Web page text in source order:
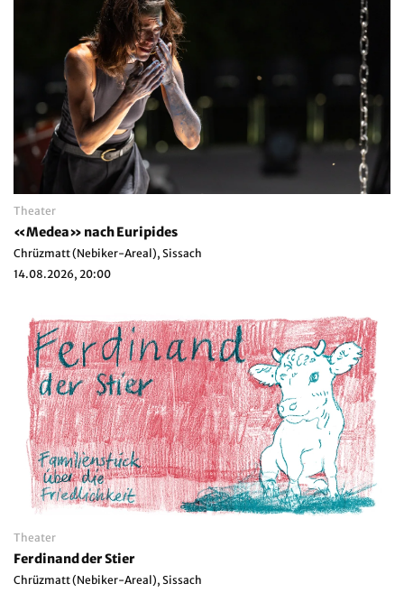
Theater
«Medea» nach Euripides
Chrüzmatt (Nebiker-Areal), Sissach
14.08.2026, 20:00
Theater
Ferdinand der Stier
Chrüzmatt (Nebiker-Areal), Sissach